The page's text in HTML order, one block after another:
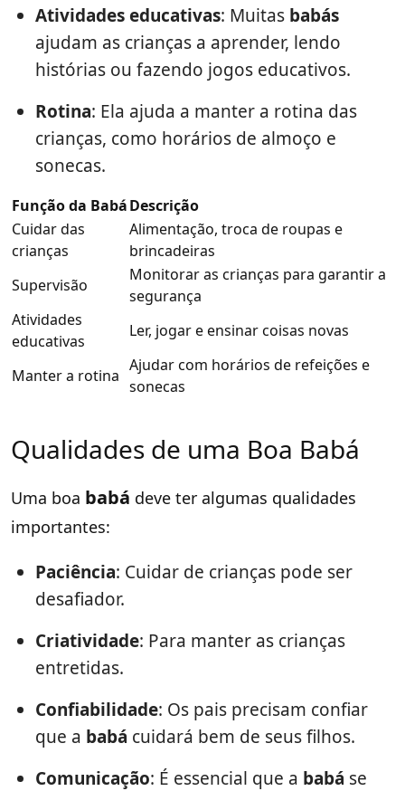
Atividades educativas: Muitas babás
ajudam as crianças a aprender, lendo
histórias ou fazendo jogos educativos.
Rotina: Ela ajuda a manter a rotina das
crianças, como horários de almoço e
sonecas.
Função da BabáDescrição
Cuidar das
crianças
Alimentação, troca de roupas e
brincadeiras
Supervisão
Monitorar as crianças para garantir a
segurança
Atividades
educativas
Ler, jogar e ensinar coisas novas
Manter a rotina
Ajudar com horários de refeições e
sonecas
Qualidades de uma Boa Babá
Uma boa babá deve ter algumas qualidades
importantes:
Paciência: Cuidar de crianças pode ser
desafiador.
Criatividade: Para manter as crianças
entretidas.
Confiabilidade: Os pais precisam confiar
que a babá cuidará bem de seus filhos.
Comunicação: É essencial que a babá se